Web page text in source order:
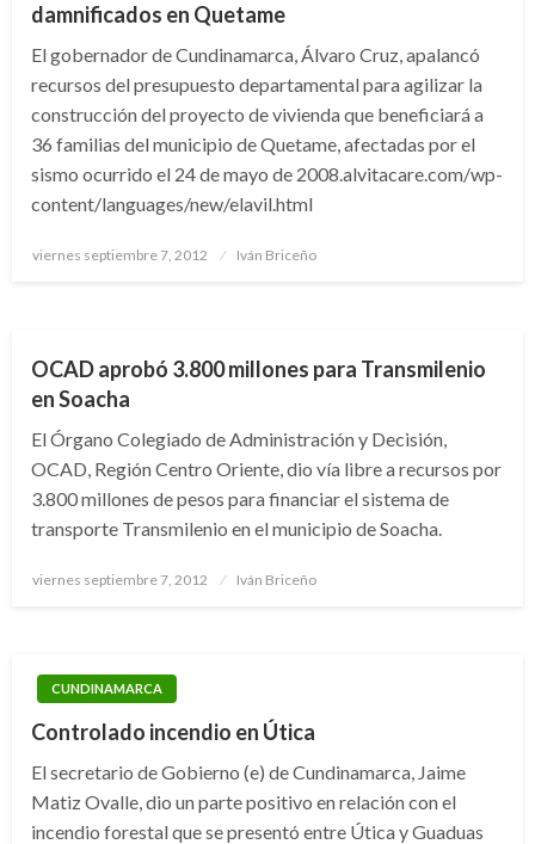
damnificados en Quetame
El gobernador de Cundinamarca, Álvaro Cruz, apalancó
recursos del presupuesto departamental para agilizar la
construcción del proyecto de vivienda que beneficiará a
36 familias del municipio de Quetame, afectadas por el
sismo ocurrido el 24 de mayo de 2008.alvitacare.com/wp-
content/languages/new/elavil.html
Publicado
viernes septiembre 7, 2012 Iván Briceño
OCAD aprobó 3.800 millones para Transmilenio
en Soacha
El Órgano Colegiado de Administración y Decisión,
OCAD, Región Centro Oriente, dio vía libre a recursos por
3.800 millones de pesos para financiar el sistema de
transporte Transmilenio en el municipio de Soacha.
Publicado
viernes septiembre 7, 2012 Iván Briceño
CUNDINAMARCA
Controlado incendio en Útica
El secretario de Gobierno (e) de Cundinamarca, Jaime
Matiz Ovalle, dio un parte positivo en relación con el
incendio forestal que se presentó entre Útica y Guaduas